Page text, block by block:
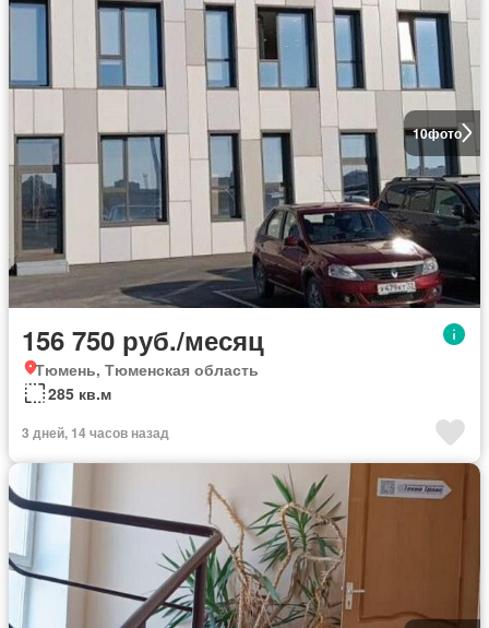
10фото
156 750 руб./месяц
Тюмень, Тюменская область
285 кв.м
3 дней, 14 часов назад